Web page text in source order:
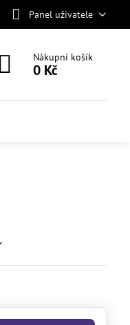
Panel uživatele
Nákupní košík
0 Kč